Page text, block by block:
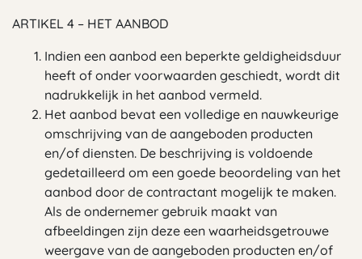
ARTIKEL 4 – HET AANBOD
Indien een aanbod een beperkte geldigheidsduur
heeft of onder voorwaarden geschiedt, wordt dit
nadrukkelijk in het aanbod vermeld.
Het aanbod bevat een volledige en nauwkeurige
omschrijving van de aangeboden producten
en/of diensten. De beschrijving is voldoende
gedetailleerd om een goede beoordeling van het
aanbod door de contractant mogelijk te maken.
Als de ondernemer gebruik maakt van
afbeeldingen zijn deze een waarheidsgetrouwe
weergave van de aangeboden producten en/of